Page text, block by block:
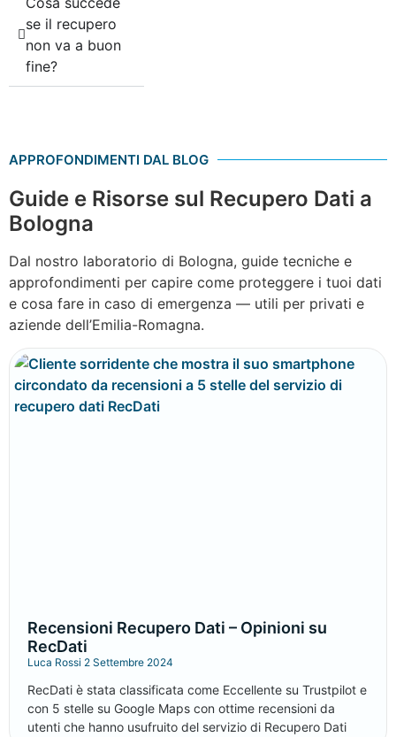
se il recupero
non va a buon
fine?
APPROFONDIMENTI DAL BLOG
Guide e Risorse sul Recupero Dati a
Bologna
Dal nostro laboratorio di Bologna, guide tecniche e
approfondimenti per capire come proteggere i tuoi dati
e cosa fare in caso di emergenza — utili per privati e
aziende dell’Emilia-Romagna.
Recensioni Recupero Dati – Opinioni su
RecDati
Luca Rossi 2 Settembre 2024
RecDati è stata classificata come Eccellente su Trustpilot e
con 5 stelle su Google Maps con ottime recensioni da
utenti che hanno usufruito del servizio di Recupero Dati